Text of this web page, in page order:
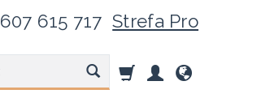
607 615 717Strefa Pro